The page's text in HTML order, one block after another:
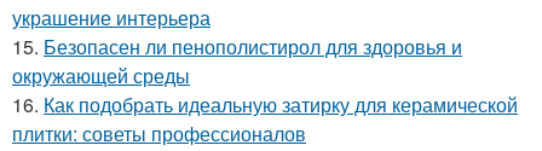
украшение интерьера
15. Безопасен ли пенополистирол для здоровья и
окружающей среды
16. Как подобрать идеальную затирку для керамической
плитки: советы профессионалов